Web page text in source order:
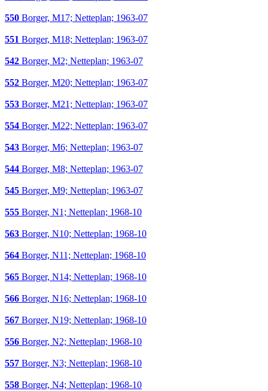
550 Borger, M17; Netteplan; 1963-07
551 Borger, M18; Netteplan; 1963-07
542 Borger, M2; Netteplan; 1963-07
552 Borger, M20; Netteplan; 1963-07
553 Borger, M21; Netteplan; 1963-07
554 Borger, M22; Netteplan; 1963-07
543 Borger, M6; Netteplan; 1963-07
544 Borger, M8; Netteplan; 1963-07
545 Borger, M9; Netteplan; 1963-07
555 Borger, N1; Netteplan; 1968-10
563 Borger, N10; Netteplan; 1968-10
564 Borger, N11; Netteplan; 1968-10
565 Borger, N14; Netteplan; 1968-10
566 Borger, N16; Netteplan; 1968-10
567 Borger, N19; Netteplan; 1968-10
556 Borger, N2; Netteplan; 1968-10
557 Borger, N3; Netteplan; 1968-10
558 Borger, N4; Netteplan; 1968-10